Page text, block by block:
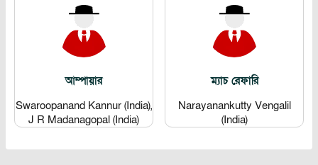
আম্পায়ার
Swaroopanand Kannur (India),
J R Madanagopal (India)
ম্যাচ রেফারি
Narayanankutty Vengalil
(India)